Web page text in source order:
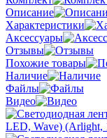
Описание
Характеристики
Аксессуары
Отзывы
Похожие товары
Наличие
Файлы
Видео